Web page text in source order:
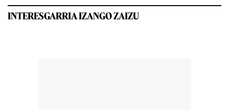
INTERESGARRIA IZANGO ZAIZU